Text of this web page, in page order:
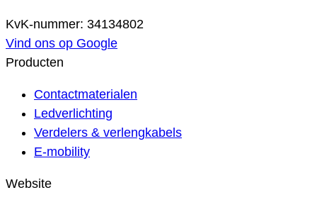
KvK-nummer: 34134802
Vind ons op Google
Producten
Contactmaterialen
Ledverlichting
Verdelers & verlengkabels
E-mobility
Website